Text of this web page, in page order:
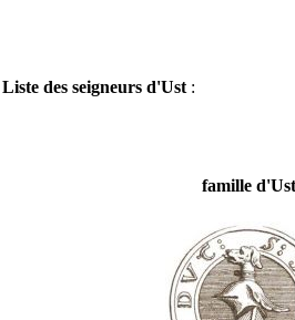
Liste des seigneurs d'Ust :
famille d'Ust